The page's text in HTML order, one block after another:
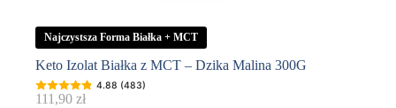
Najczystsza Forma Białka + MCT
Keto Izolat Białka z MCT – Dzika Malina 300G
4.88 (483)
111,90 zł